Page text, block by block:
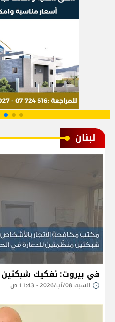
لبنان
في بيروت: تفكيك شبكتين
السبت 08/آب/2026 - 11:43 ص